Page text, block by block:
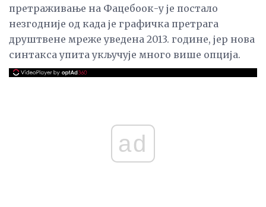
претраживање на Фацебоок-у је постало
незгодније од када је графичка претрага
друштвене мреже уведена 2013. године, јер нова
синтакса упита укључује много више опција.
ad